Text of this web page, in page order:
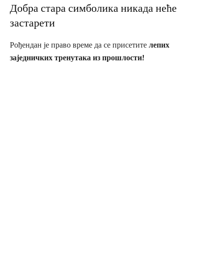
Добра стара симболика никада неће
застарети
Рођендан је право време да се присетите лепих
заједничких тренутака из прошлости!